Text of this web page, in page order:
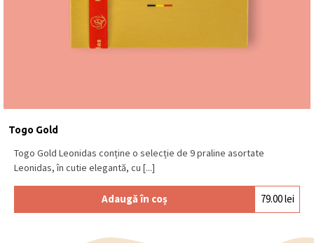
Togo Gold
Togo Gold Leonidas conține o selecție de 9 praline asortate
Leonidas, în cutie elegantă, cu [...]
Adaugă în coș 79.00lei